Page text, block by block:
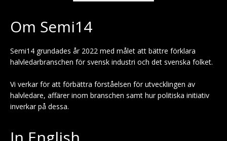
Om Semi14
Semi14 grundades år 2022 med målet att bättre förklara
halvledarbranschen för svensk industri och det svenska folket.
Vi verkar för att förbättra förståelsen för utvecklingen av
halvledare, affärer inom branschen samt hur politiska initiativ
inverkar på dessa.